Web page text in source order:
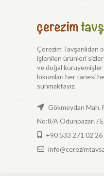
Çerezim Tavşanlıdan
işlenilen ürünleri
ve doğal
lokumları her tanesi
sunmaktayız.
Gökmeydan Mah.
No:8/A Odunpazarı /
+90 533 271 02 26